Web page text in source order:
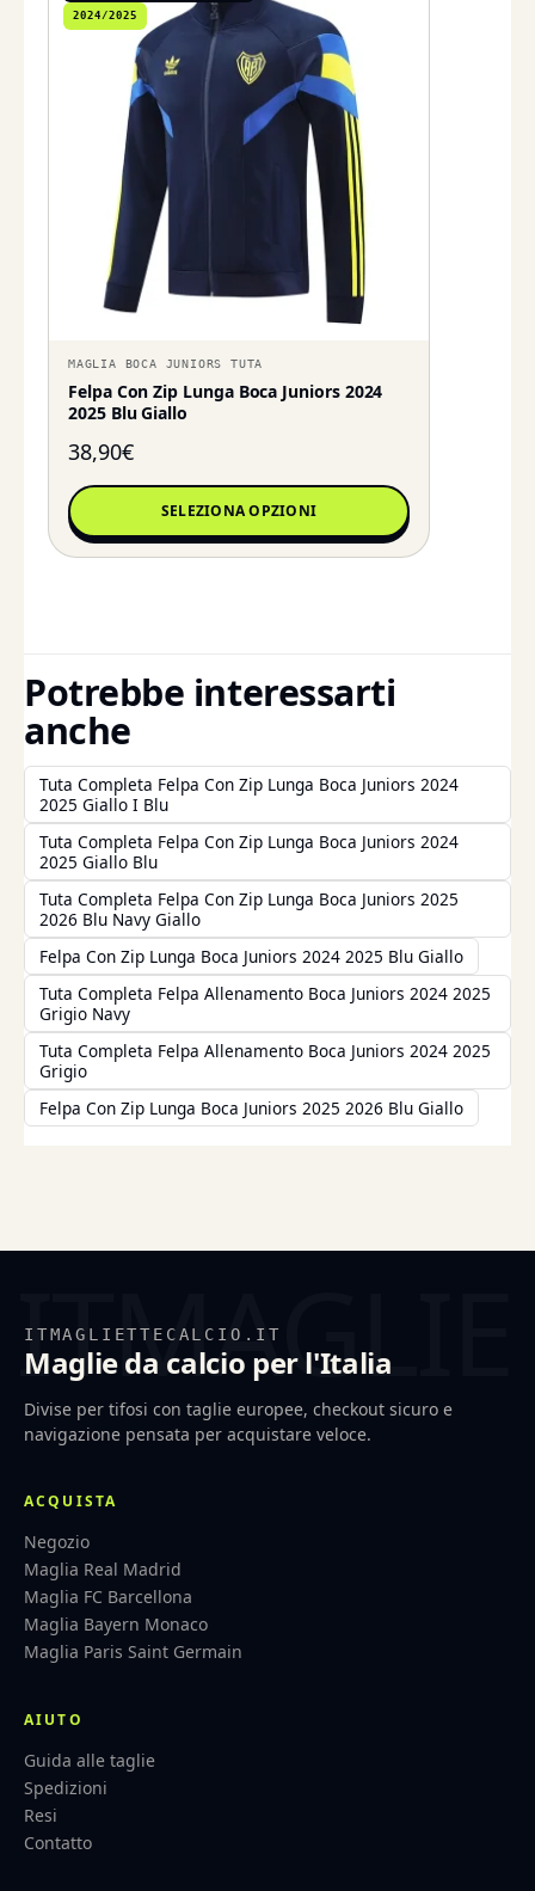
2024/2025
MAGLIA BOCA JUNIORS TUTA
Felpa Con Zip Lunga Boca Juniors 2024
2025 Blu Giallo
38,90€
SELEZIONA OPZIONI
Potrebbe interessarti
anche
Tuta Completa Felpa Con Zip Lunga Boca Juniors 2024
2025 Giallo I Blu
Tuta Completa Felpa Con Zip Lunga Boca Juniors 2024
2025 Giallo Blu
Tuta Completa Felpa Con Zip Lunga Boca Juniors 2025
2026 Blu Navy Giallo
Felpa Con Zip Lunga Boca Juniors 2024 2025 Blu Giallo
Tuta Completa Felpa Allenamento Boca Juniors 2024 2025
Grigio Navy
Tuta Completa Felpa Allenamento Boca Juniors 2024 2025
Grigio
Felpa Con Zip Lunga Boca Juniors 2025 2026 Blu Giallo
ITMAGLIETTECALCIO.IT
Maglie da calcio per l'Italia
Divise per tifosi con taglie europee, checkout sicuro e
navigazione pensata per acquistare veloce.
ACQUISTA
Negozio
Maglia Real Madrid
Maglia FC Barcellona
Maglia Bayern Monaco
Maglia Paris Saint Germain
AIUTO
Guida alle taglie
Spedizioni
Resi
Contatto